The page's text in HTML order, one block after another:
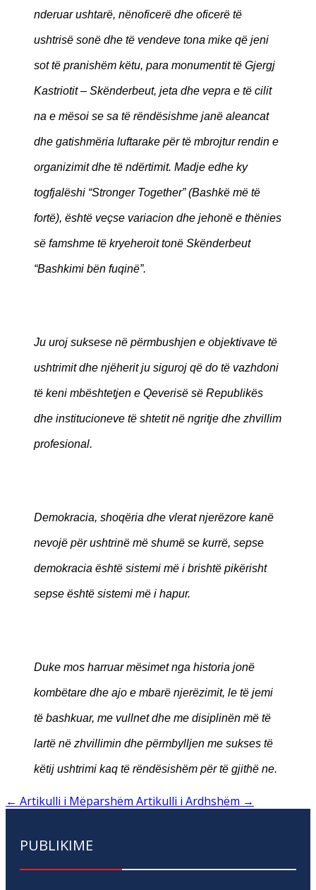
nderuar ushtarë, nënoficerë dhe oficerë të
ushtrisë sonë dhe të vendeve tona mike që jeni
sot të pranishëm këtu, para monumentit të Gjergj
Kastriotit – Skënderbeut, jeta dhe vepra e të cilit
na e mësoi se sa të rëndësishme janë aleancat
dhe gatishmëria luftarake për të mbrojtur rendin e
organizimit dhe të ndërtimit. Madje edhe ky
togfjalëshi “Stronger Together” (Bashkë më të
fortë), është veçse variacion dhe jehonë e thënies
së famshme të kryeheroit tonë Skënderbeut
“Bashkimi bën fuqinë”.
Ju uroj suksese në përmbushjen e objektivave të
ushtrimit dhe njëherit ju siguroj që do të vazhdoni
të keni mbështetjen e Qeverisë së Republikës
dhe institucioneve të shtetit në ngritje dhe zhvillim
profesional.
Demokracia, shoqëria dhe vlerat njerëzore kanë
nevojë për ushtrinë më shumë se kurrë, sepse
demokracia është sistemi më i brishtë pikërisht
sepse është sistemi më i hapur.
Duke mos harruar mësimet nga historia jonë
kombëtare dhe ajo e mbarë njerëzimit, le të jemi
të bashkuar, me vullnet dhe me disiplinën më të
lartë në zhvillimin dhe përmbylljen me sukses të
këtij ushtrimi kaq të rëndësishëm për të gjithë ne.
← Artikulli i Mëparshëm Artikulli i Ardhshëm →
PUBLIKIME